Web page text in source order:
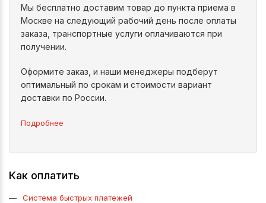
Мы бесплатно доставим товар до пункта приема в
Москве на следующий рабочий день после оплаты
заказа, транспортные услуги оплачиваются при
получении.
Оформите заказ, и наши менеджеры подберут
оптимальный по срокам и стоимости вариант
доставки по России.
Подробнее
Как оплатить
Система быстрых платежей